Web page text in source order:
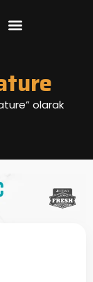
olarak